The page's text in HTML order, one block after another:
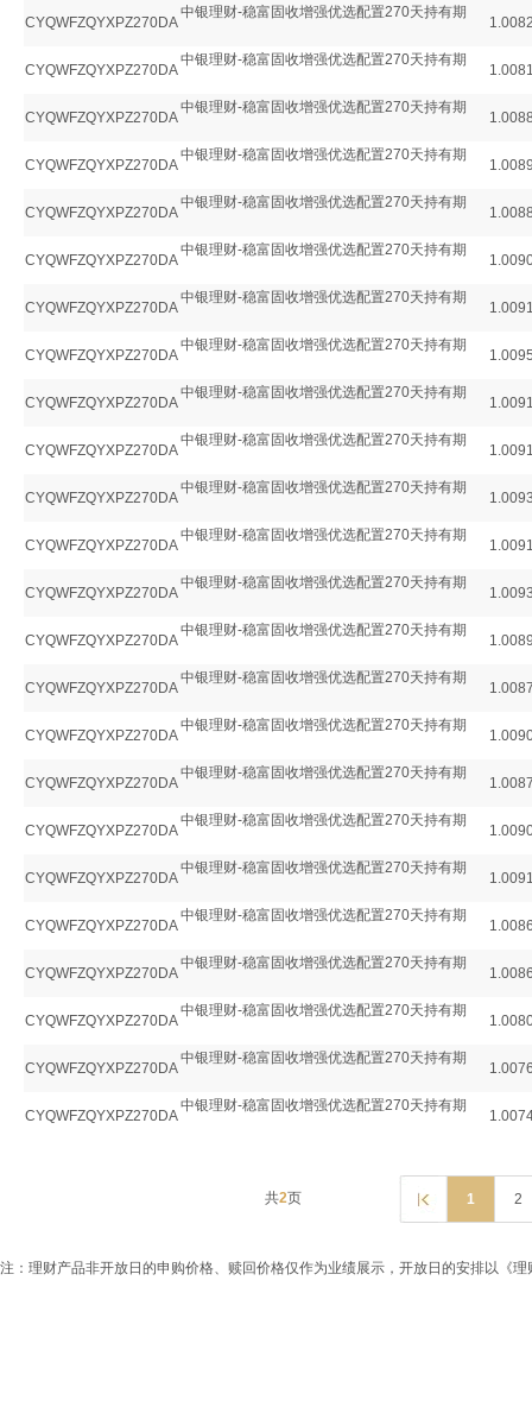
CYQWFZQYXPZ270DA
中银理财-稳富固收增强优选配置270天持有期
CYQWFZQYXPZ270DA
中银理财-稳富固收增强优选配置270天持有期
CYQWFZQYXPZ270DA
中银理财-稳富固收增强优选配置270天持有期
CYQWFZQYXPZ270DA
中银理财-稳富固收增强优选配置270天持有期
CYQWFZQYXPZ270DA
中银理财-稳富固收增强优选配置270天持有期
CYQWFZQYXPZ270DA
中银理财-稳富固收增强优选配置270天持有期
CYQWFZQYXPZ270DA
中银理财-稳富固收增强优选配置270天持有期
CYQWFZQYXPZ270DA
中银理财-稳富固收增强优选配置270天持有期
CYQWFZQYXPZ270DA
中银理财-稳富固收增强优选配置270天持有期
CYQWFZQYXPZ270DA
中银理财-稳富固收增强优选配置270天持有期
CYQWFZQYXPZ270DA
中银理财-稳富固收增强优选配置270天持有期
CYQWFZQYXPZ270DA
中银理财-稳富固收增强优选配置270天持有期
CYQWFZQYXPZ270DA
中银理财-稳富固收增强优选配置270天持有期
CYQWFZQYXPZ270DA
中银理财-稳富固收增强优选配置270天持有期
CYQWFZQYXPZ270DA
中银理财-稳富固收增强优选配置270天持有期
CYQWFZQYXPZ270DA
中银理财-稳富固收增强优选配置270天持有期
CYQWFZQYXPZ270DA
中银理财-稳富固收增强优选配置270天持有期
CYQWFZQYXPZ270DA
中银理财-稳富固收增强优选配置270天持有期
CYQWFZQYXPZ270DA
中银理财-稳富固收增强优选配置270天持有期
CYQWFZQYXPZ270DA
中银理财-稳富固收增强优选配置270天持有期
CYQWFZQYXPZ270DA
中银理财-稳富固收增强优选配置270天持有期
CYQWFZQYXPZ270DA
中银理财-稳富固收增强优选配置270天持有期
CYQWFZQYXPZ270DA
中银理财-稳富固收增强优选配置270天持有期
CYQWFZQYXPZ270DA
中银理财-稳富固收增强优选配置270天持有期
共2页 1 2
注：理财产品非开放日的申购价格、赎回价格仅作为业绩展示，开放日的安排以《